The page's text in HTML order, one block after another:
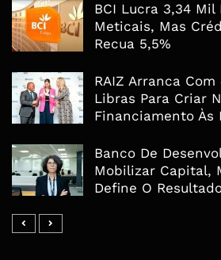
BCI Lucra 3,34 Mil
Meticais, Mas
Recua 5,5%
RAIZ Arranca
Libras Para Criar
Financiamento Às
Banco De
Mobilizar Capital,
Define O